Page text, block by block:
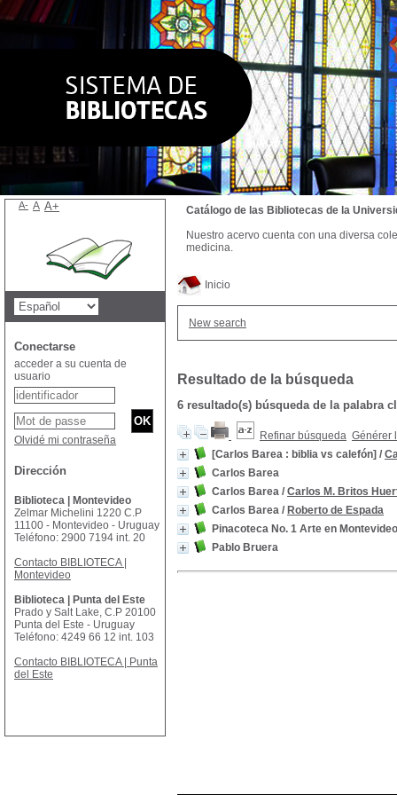
Inicio
New search
Resultado de la búsqueda
6 resultado(s) búsqueda de la palabra
Refinar búsqueda Générer
[Carlos Barea : biblia vs calefón] /
Carlos Barea
Carlos Barea / Carlos M. Britos
Carlos Barea / Roberto de Espada
Pinacoteca No. 1 Arte en Montevideo
Pablo Bruera
Catálogo de las Bibliotecas de la
Nuestro acervo cuenta con una diversa
medicina.
A- A A+
Conectarse
acceder a su cuenta de
usuario
Olvidé mi contraseña
Dirección
Biblioteca | Montevideo
Zelmar Michelini 1220 C.P
11100 - Montevideo - Uruguay
Teléfono: 2900 7194 int. 20
Contacto BIBLIOTECA |
Montevideo
Biblioteca | Punta del Este
Prado y Salt Lake, C.P 20100
Punta del Este - Uruguay
Teléfono: 4249 66 12 int. 103
Contacto BIBLIOTECA | Punta
del Este